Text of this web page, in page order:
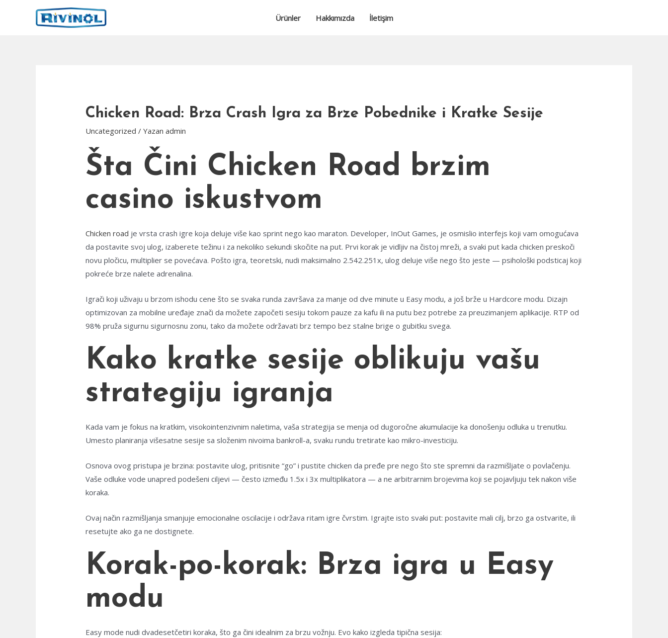
Ürünler Hakkımızda İletişim
Chicken Road: Brza Crash Igra za Brze Pobednike i Kratke Sesije
Uncategorized / Yazan admin
Šta Čini Chicken Road brzim
casino iskustvom
Chicken road je vrsta crash igre koja deluje više kao sprint nego kao maraton. Developer, InOut Games, je osmislio interfejs koji vam omogućava
da postavite svoj ulog, izaberete težinu i za nekoliko sekundi skočite na put. Prvi korak je vidljiv na čistoj mreži, a svaki put kada chicken preskoči
novu pločicu, multiplier se povećava. Pošto igra, teoretski, nudi maksimalno 2.542.251x, ulog deluje više nego što jeste — psihološki podsticaj koji
pokreće brze nalete adrenalina.
Igrači koji uživaju u brzom ishodu cene što se svaka runda završava za manje od dve minute u Easy modu, a još brže u Hardcore modu. Dizajn
optimizovan za mobilne uređaje znači da možete započeti sesiju tokom pauze za kafu ili na putu bez potrebe za preuzimanjem aplikacije. RTP od
98% pruža sigurnu sigurnosnu zonu, tako da možete održavati brz tempo bez stalne brige o gubitku svega.
Kako kratke sesije oblikuju vašu
strategiju igranja
Kada vam je fokus na kratkim, visokointenzivnim naletima, vaša strategija se menja od dugoročne akumulacije ka donošenju odluka u trenutku.
Umesto planiranja višesatne sesije sa složenim nivoima bankroll-a, svaku rundu tretirate kao mikro-investiciju.
Osnova ovog pristupa je brzina: postavite ulog, pritisnite “go” i pustite chicken da pređe pre nego što ste spremni da razmišljate o povlačenju.
Vaše odluke vode unapred podešeni ciljevi — često između 1.5x i 3x multiplikatora — a ne arbitrarnim brojevima koji se pojavljuju tek nakon više
koraka.
Ovaj način razmišljanja smanjuje emocionalne oscilacije i održava ritam igre čvrstim. Igrajte isto svaki put: postavite mali cilj, brzo ga ostvarite, ili
resetujte ako ga ne dostignete.
Korak-po-korak: Brza igra u Easy
modu
Easy mode nudi dvadesetčetiri koraka, što ga čini idealnim za brzu vožnju. Evo kako izgleda tipična sesija: